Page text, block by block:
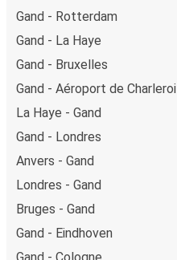
Gand - Rotterdam
Gand - La Haye
Gand - Bruxelles
Gand - Aéroport de Charleroi
La Haye - Gand
Gand - Londres
Anvers - Gand
Londres - Gand
Bruges - Gand
Gand - Eindhoven
Gand - Cologne